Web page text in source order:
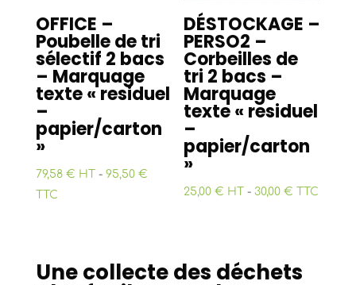
OFFICE –
Poubelle de tri
sélectif 2 bacs
– Marquage
texte « residuel
–
papier/carton
»
79,58 € HT - 95,50 €
TTC
DÉSTOCKAGE –
PERSO2 –
Corbeilles de
tri 2 bacs –
Marquage
texte « residuel
–
papier/carton
»
25,00 € HT - 30,00 € TTC
Une collecte des déchets